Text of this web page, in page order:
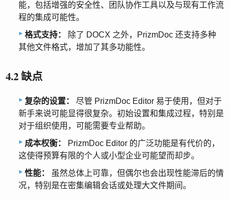
能，包括增强的安全性、团队协作工具以及与现有工作流
程的集成可能性。
格式支持：
除了 DOCX 之外，PrizmDoc 还支持多种
其他文件格式，增加了其多功能性。
4.2 缺点
复杂的设置：
尽管 PrizmDoc Editor 易于使用，但对于
新手来说可能显得很复杂。初始设置和集成过程，特别是
对于组织使用，可能需要专业帮助。
成本权衡：
PrizmDoc Editor 的广泛功能是有代价的，
这使得预算有限的个人或小型企业可能望而却步。
性能：
虽然总体上可靠，但偶尔也会出现性能滞后的情
况，特别是在密集编辑会话或处理大文件期间。